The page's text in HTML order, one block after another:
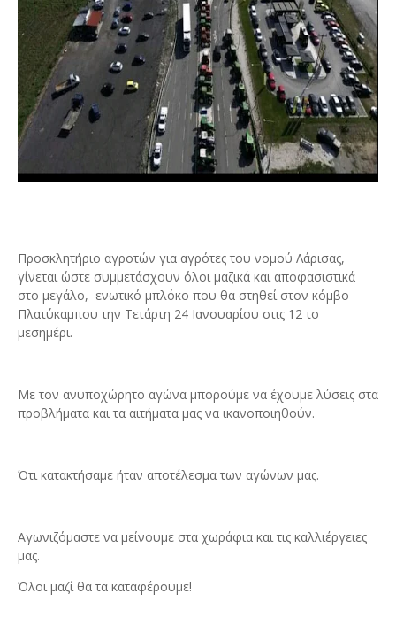
Προσκλητήριο αγροτών για αγρότες του νομού Λάρισας,
γίνεται ώστε συμμετάσχουν όλοι μαζικά και αποφασιστικά
στο μεγάλο, ενωτικό μπλόκο που θα στηθεί στον κόμβο
Πλατύκαμπου την Τετάρτη 24 Ιανουαρίου στις 12 το
μεσημέρι.
Με τον ανυποχώρητο αγώνα μπορούμε να έχουμε λύσεις στα
προβλήματα και τα αιτήματα μας να ικανοποιηθούν.
Ότι κατακτήσαμε ήταν αποτέλεσμα των αγώνων μας.
Αγωνιζόμαστε να μείνουμε στα χωράφια και τις καλλιέργειες
μας.
Όλοι μαζί θα τα καταφέρουμε!